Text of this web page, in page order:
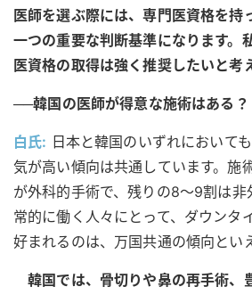
医師を選ぶ際には、専門医資格を持
一つの重要な判断基準になります。
医資格の取得は強く推奨したいと考
──韓国の医師が得意な施術はある？
白氏: 日本と韓国のいずれにおいて
気が高い傾向は共通しています。施
が外科的手術で、残りの8〜9割は非
常的に働く人々にとって、ダウンタ
好まれるのは、万国共通の傾向とい
韓国では、骨切りや鼻の再手術、